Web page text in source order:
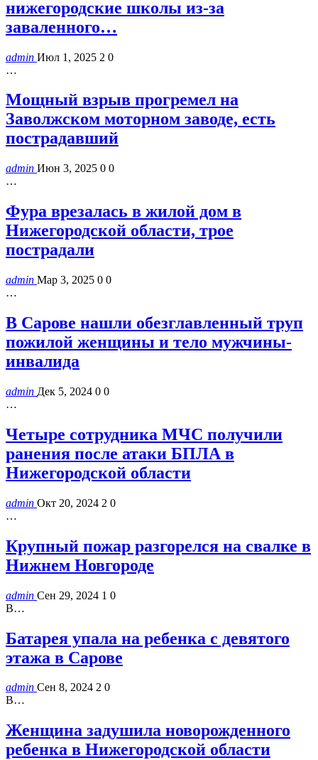
нижегородские школы из-за
заваленного…
admin Июл 1, 2025 2 0
…
Мощный взрыв прогремел на
Заволжском моторном заводе, есть
пострадавший
admin Июн 3, 2025 0 0
…
Фура врезалась в жилой дом в
Нижегородской области, трое
пострадали
admin Мар 3, 2025 0 0
…
В Сарове нашли обезглавленный труп
пожилой женщины и тело мужчины-
инвалида
admin Дек 5, 2024 0 0
…
Четыре сотрудника МЧС получили
ранения после атаки БПЛА в
Нижегородской области
admin Окт 20, 2024 2 0
…
Крупный пожар разгорелся на свалке в
Нижнем Новгороде
admin Сен 29, 2024 1 0
В…
Батарея упала на ребенка с девятого
этажа в Сарове
admin Сен 8, 2024 2 0
В…
Женщина задушила новорожденного
ребенка в Нижегородской области